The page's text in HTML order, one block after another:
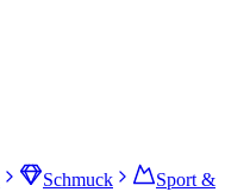
Schmuck
Sport &